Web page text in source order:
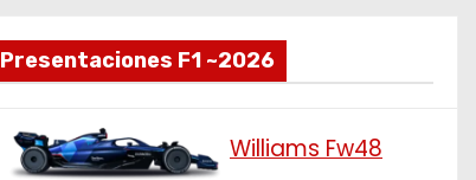
Presentaciones F1 ~2026
Williams Fw48